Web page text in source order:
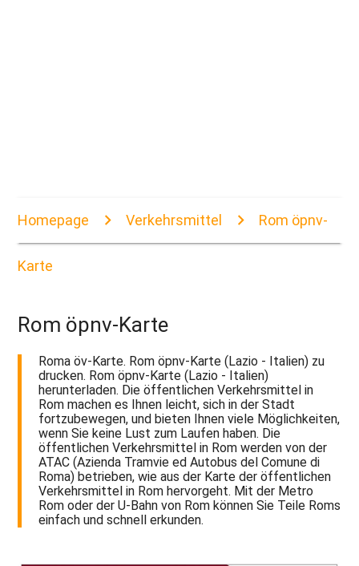
Homepage Verkehrsmittel Rom öpnv-
Karte
Rom öpnv-Karte
Roma öv-Karte. Rom öpnv-Karte (Lazio - Italien) zu
drucken. Rom öpnv-Karte (Lazio - Italien)
herunterladen. Die öffentlichen Verkehrsmittel in
Rom machen es Ihnen leicht, sich in der Stadt
fortzubewegen, und bieten Ihnen viele Möglichkeiten,
wenn Sie keine Lust zum Laufen haben. Die
öffentlichen Verkehrsmittel in Rom werden von der
ATAC (Azienda Tramvie ed Autobus del Comune di
Roma) betrieben, wie aus der Karte der öffentlichen
Verkehrsmittel in Rom hervorgeht. Mit der Metro
Rom oder der U-Bahn von Rom können Sie Teile Roms
einfach und schnell erkunden.